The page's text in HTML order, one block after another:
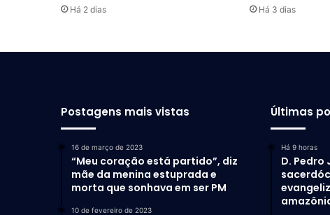
Há 2 dias Há 3 dias
Postagens mais vistas
16 de março de 2023
“Meu coração está partido”, diz
mãe da menina estuprada e
morta que sonhava em ser PM
10 de fevereiro de 2023
Últimas
Há 9 horas
D. Pedro